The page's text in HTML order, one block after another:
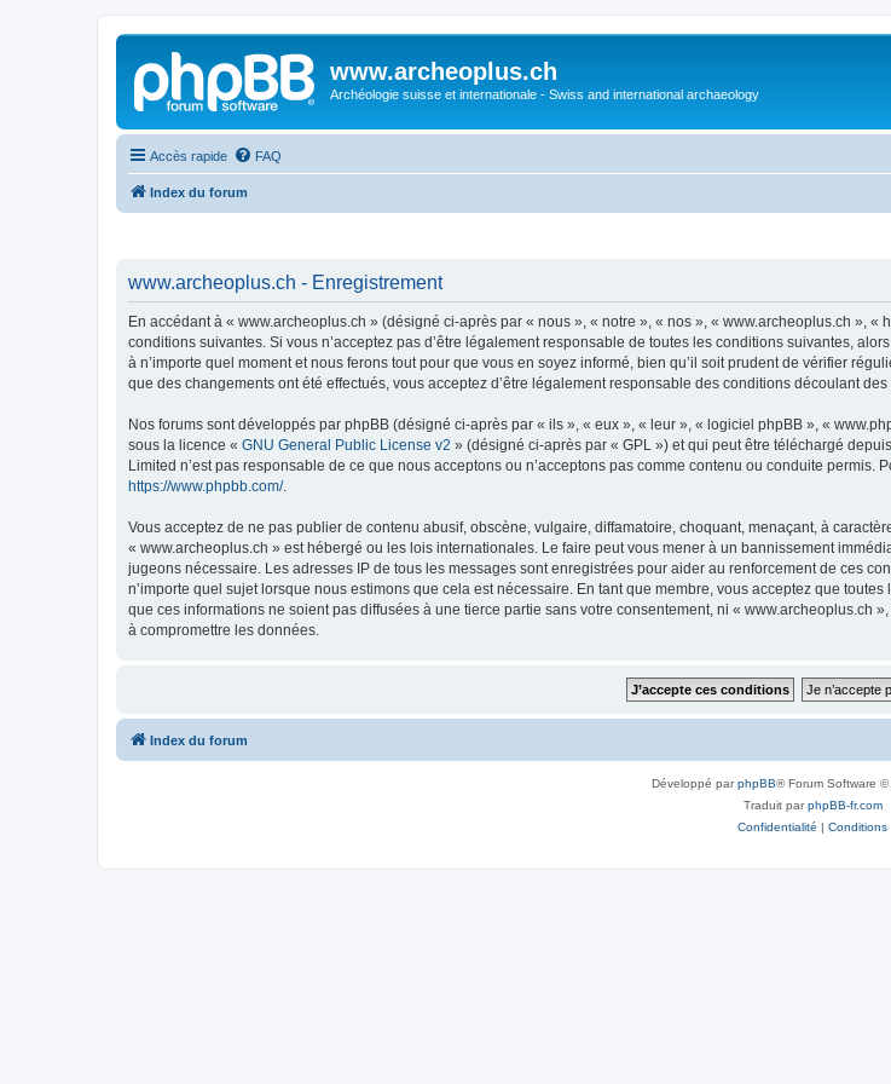
www.archeoplus.ch
Archéologie suisse et internationale - Swiss and international archaeology
Accès rapide FAQ
Index du forum
www.archeoplus.ch - Enregistrement
En accédant à « www.archeoplus.ch » (désigné ci-après par « nous », « notre », « nos », « www.archeoplus.ch »,
conditions suivantes. Si vous n’acceptez pas d’être légalement responsable de toutes les conditions suivantes,
à n’importe quel moment et nous ferons tout pour que vous en soyez informé, bien qu’il soit prudent de vérifier
que des changements ont été effectués, vous acceptez d’être légalement responsable des conditions découlant
Nos forums sont développés par phpBB (désigné ci-après par « ils », « eux », « leur », « logiciel phpBB », «
sous la licence « GNU General Public License v2 » (désigné ci-après par « GPL ») et qui peut être téléchargé depuis
Limited n’est pas responsable de ce que nous acceptons ou n’acceptons pas comme contenu ou conduite
https://www.phpbb.com/.
Vous acceptez de ne pas publier de contenu abusif, obscène, vulgaire, diffamatoire, choquant, menaçant, à
« www.archeoplus.ch » est hébergé ou les lois internationales. Le faire peut vous mener à un bannissement
jugeons nécessaire. Les adresses IP de tous les messages sont enregistrées pour aider au renforcement de ces
n’importe quel sujet lorsque nous estimons que cela est nécessaire. En tant que membre, vous acceptez que
que ces informations ne soient pas diffusées à une tierce partie sans votre consentement, ni « www.archeoplus.ch
à compromettre les données.
Index du forum
Développé parphpBB® Forum Software ©
Traduit parphpBB-fr.com
Confidentialité | Conditions